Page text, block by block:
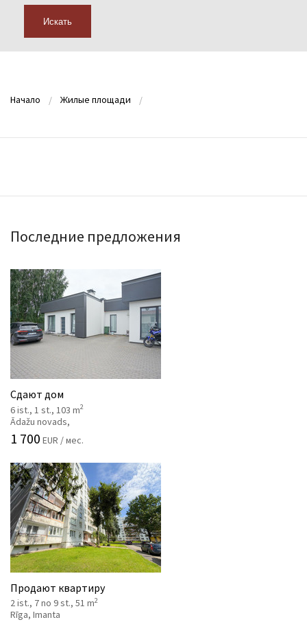
Искать
Начало Жилые площади
Последние предложения
Сдают дом
6 ist., 1 st., 103 m2
Ādažu novads,
1 700 EUR / мес.
Продают квартиру
2 ist., 7 no 9 st., 51 m2
Rīga, Imanta